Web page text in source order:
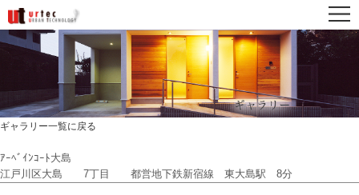
ギャラリー一覧に戻る
ｱｰﾍﾞｲﾝｺｰﾄ大島
江戸川区大島 7丁目 都営地下鉄新宿線 東大島駅 8分